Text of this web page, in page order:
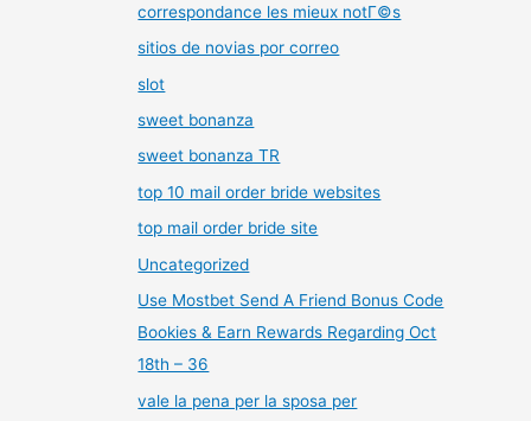
correspondance les mieux notГ©s
sitios de novias por correo
slot
sweet bonanza
sweet bonanza TR
top 10 mail order bride websites
top mail order bride site
Uncategorized
Use Mostbet Send A Friend Bonus Code
Bookies & Earn Rewards Regarding Oct
18th – 36
vale la pena per la sposa per